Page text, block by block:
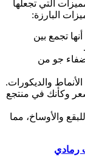
من المميزات التي تجعلها
البارزة:
تجمع بين
جو من
والديكورات.
وكأنك في منتجع
والأوساخ، مما
رمادي